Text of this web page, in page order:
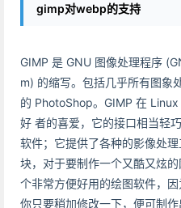
gimp对webp的支持
GIMP 是 GNU 图像处理程序
m) 的缩写。包括几乎所有图象
的 PhotoShop。GIMP 在
好 者的喜爱，它的接口相当轻
软件；它提供了各种的影像处
块，对于要制作一个又酷又炫
个非常方便好用的绘图软件，因
你只要稍加修改一下，便可制